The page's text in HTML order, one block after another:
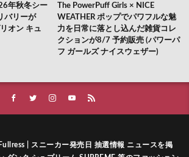
年秋冬シー
バリーが
オン キュ
The PowerPuff Girls × NICE
WEATHER ポップでパワフルな魅
力を日常に落とし込んだ雑貨コレ
クションが8/7 予約販売 (パワーパ
フ ガールズ ナイスウェザー)
Fullress | スニーカー発売日 抽選情報 ニュースを掲